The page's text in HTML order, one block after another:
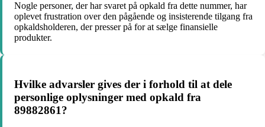
Nogle personer, der har svaret på opkald fra dette nummer, har
oplevet frustration over den pågående og insisterende tilgang fra
opkaldsholderen, der presser på for at sælge finansielle
produkter.
Hvilke advarsler gives der i forhold til at dele
personlige oplysninger med opkald fra
89882861?